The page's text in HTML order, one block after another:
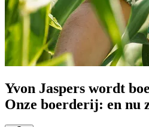
Yvon Jaspers wordt
Onze boerderij: en nu